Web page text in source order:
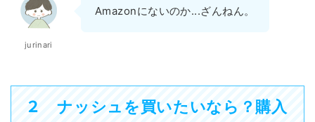
jurinari
Amazonにないのか...ざんねん。
２ナッシュを買いたいなら？購入